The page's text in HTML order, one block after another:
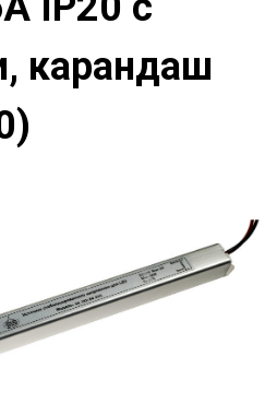
карандаш